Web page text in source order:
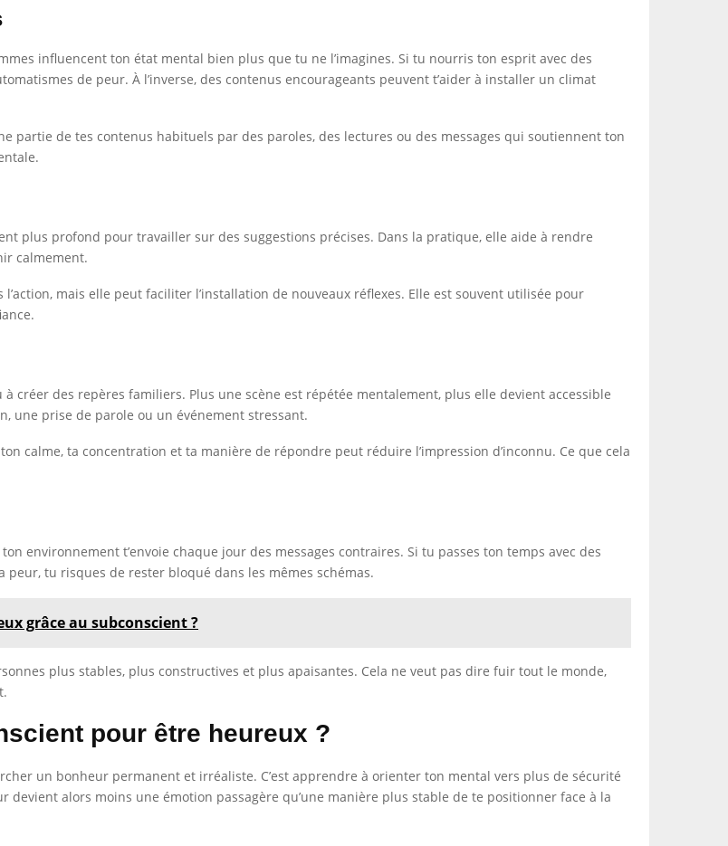
influencent ton état mental bien plus que tu ne l’imagines. Si tu nourris ton esprit avec des
de peur. À l’inverse, des contenus encourageants peuvent t’aider à installer un climat
partie de tes contenus habituels par des paroles, des lectures ou des messages qui soutiennent ton
plus profond pour travailler sur des suggestions précises. Dans la pratique, elle aide à rendre
calmement.
mais elle peut faciliter l’installation de nouveaux réflexes. Elle est souvent utilisée pour
créer des repères familiers. Plus une scène est répétée mentalement, plus elle devient accessible
une prise de parole ou un événement stressant.
calme, ta concentration et ta manière de répondre peut réduire l’impression d’inconnu. Ce que cela
environnement t’envoie chaque jour des messages contraires. Si tu passes ton temps avec des
tu risques de rester bloqué dans les mêmes schémas.
grâce au subconscient ?
plus stables, plus constructives et plus apaisantes. Cela ne veut pas dire fuir tout le monde,
pour être heureux ?
un bonheur permanent et irréaliste. C’est apprendre à orienter ton mental vers plus de sécurité
alors moins une émotion passagère qu’une manière plus stable de te positionner face à la